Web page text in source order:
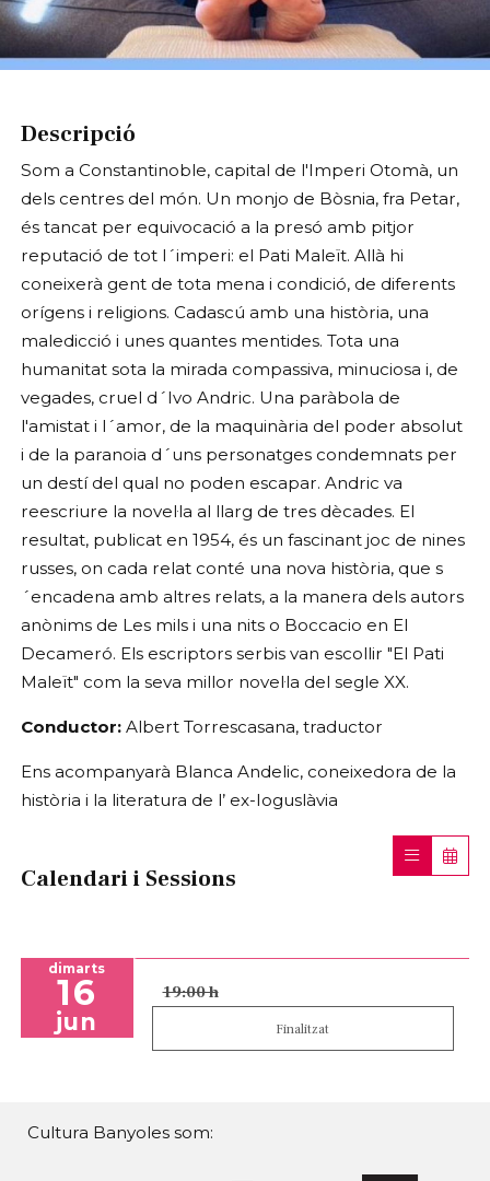
Descripció
Som a Constantinoble, capital de l'Imperi Otomà, un
dels centres del món. Un monjo de Bòsnia, fra Petar,
és tancat per equivocació a la presó amb pitjor
reputació de tot l´imperi: el Pati Maleït. Allà hi
coneixerà gent de tota mena i condició, de diferents
orígens i religions. Cadascú amb una història, una
maledicció i unes quantes mentides. Tota una
humanitat sota la mirada compassiva, minuciosa i, de
vegades, cruel d´Ivo Andric. Una paràbola de
l'amistat i l´amor, de la maquinària del poder absolut
i de la paranoia d´uns personatges condemnats per
un destí del qual no poden escapar. Andric va
reescriure la novel·la al llarg de tres dècades. El
resultat, publicat en 1954, és un fascinant joc de nines
russes, on cada relat conté una nova història, que s
´encadena amb altres relats, a la manera dels autors
anònims de Les mils i una nits o Boccacio en El
Decameró. Els escriptors serbis van escollir "El Pati
Maleït" com la seva millor novel·la del segle XX.
Conductor: Albert Torrescasana, traductor
Ens acompanyarà Blanca Andelic, coneixedora de la
història i la literatura de l’ ex-Ioguslàvia
Calendari i Sessions
dimarts
16
jun
19:00 h
Finalitzat
Cultura Banyoles som: